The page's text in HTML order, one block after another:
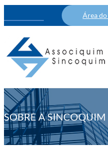
Área
SOBRE A SINCOQUIM